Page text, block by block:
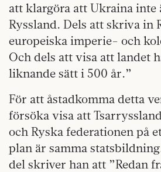
att klargöra att Ukraina inte
Ryssland. Dels att skriva in
europeiska imperie- och
Och dels att visa att landet
liknande sätt i 500 år.”
För att åstadkomma detta
försöka visa att
och Ryska federationen på
plan är samma
del skriver han att ”Redan